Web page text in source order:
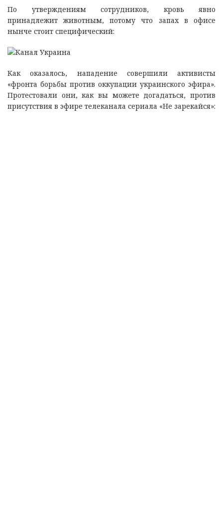
По утверждениям сотрудников, кровь явно
принадлежит животным, потому что запах в офисе
нынче стоит специфический:
Как оказалось, нападение совершили активисты
«фронта борьбы против оккупации украинского эфира».
Протестовали они, как вы можете догадаться, против
присутствия в эфире телеканала сериала «Не зарекайся»: